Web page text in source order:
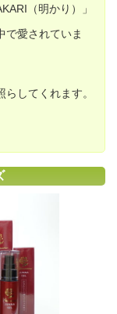
（明かり）」
で愛されていま
してくれます。